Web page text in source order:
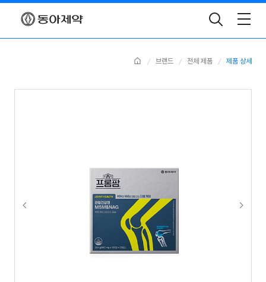
Toggle
Search
Home 브랜드 전체 제품 제품 상세